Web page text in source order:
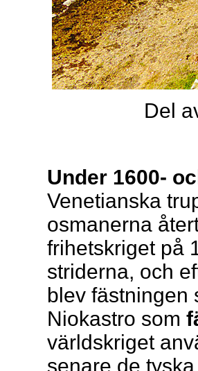
Del
Under 1600-
Venetianska
osmanerna
frihetskriget på
striderna, och
blev fästningen
Niokastro som
världskriget
senare de tyska